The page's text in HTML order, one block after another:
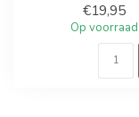
quads, ...
€19,95
Op voorraad